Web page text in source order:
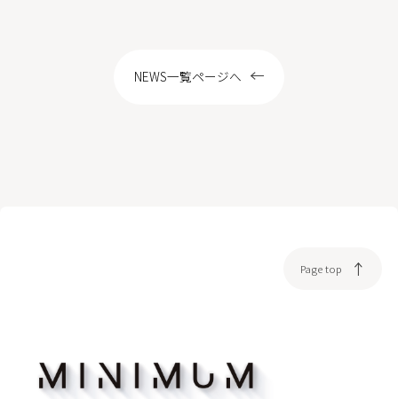
NEWS一覧ページへ
Page top